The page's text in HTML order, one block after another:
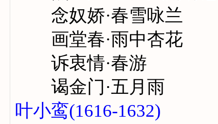
念奴娇·春雪咏兰
画堂春·雨中杏花
诉衷情·春游
谒金门·五月雨
叶小鸾(1616-1632)